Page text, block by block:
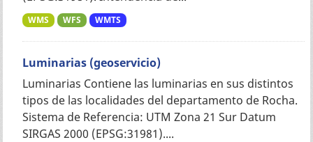
WMS WFS WMTS
Luminarias (geoservicio)
Luminarias Contiene las luminarias en sus distintos
tipos de las localidades del departamento de Rocha.
Sistema de Referencia: UTM Zona 21 Sur Datum
SIRGAS 2000 (EPSG:31981)....